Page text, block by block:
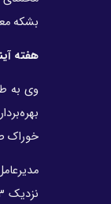
بشکه
هفته
وی به
خوراک